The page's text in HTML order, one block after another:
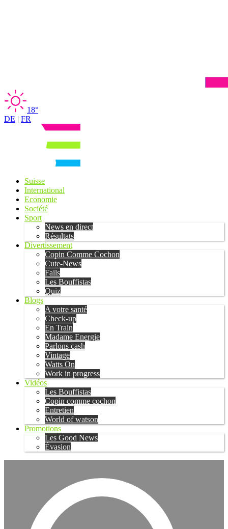
18°
DE | FR
Suisse
International
Economie
Société
Sport
News en direct
Résultats
Divertissement
Copin Comme Cochon
Cute-News
Fails
Les Bouffistas
Quiz
Blogs
A votre santé
Check-up
En Train
Madame Energie
Parlons cash
Vintage
Watts On
Work in progress
Vidéos
Les Bouffistas
Copin comme cochon
Entretien
World of watson
Promotions
Les Good News
Évasion